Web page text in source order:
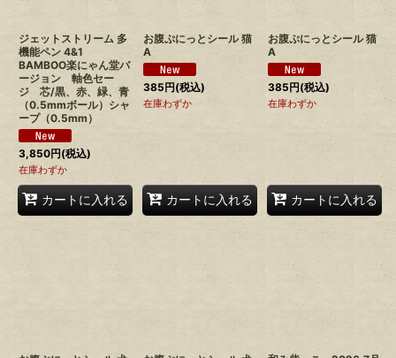
ジェットストリーム 多
機能ペン 4&1
BAMBOO楽にゃん堂バ
ージョン 軸色セー
ジ 芯/黒、赤、緑、青
（0.5mmボール）シャ
ープ（0.5mm）
3,850円(税込)
在庫わずか
カートに入れる
お腹ぷにっとシール 猫
A
385円(税込)
在庫わずか
カートに入れる
お腹ぷにっとシール 猫
A
385円(税込)
在庫わずか
カートに入れる